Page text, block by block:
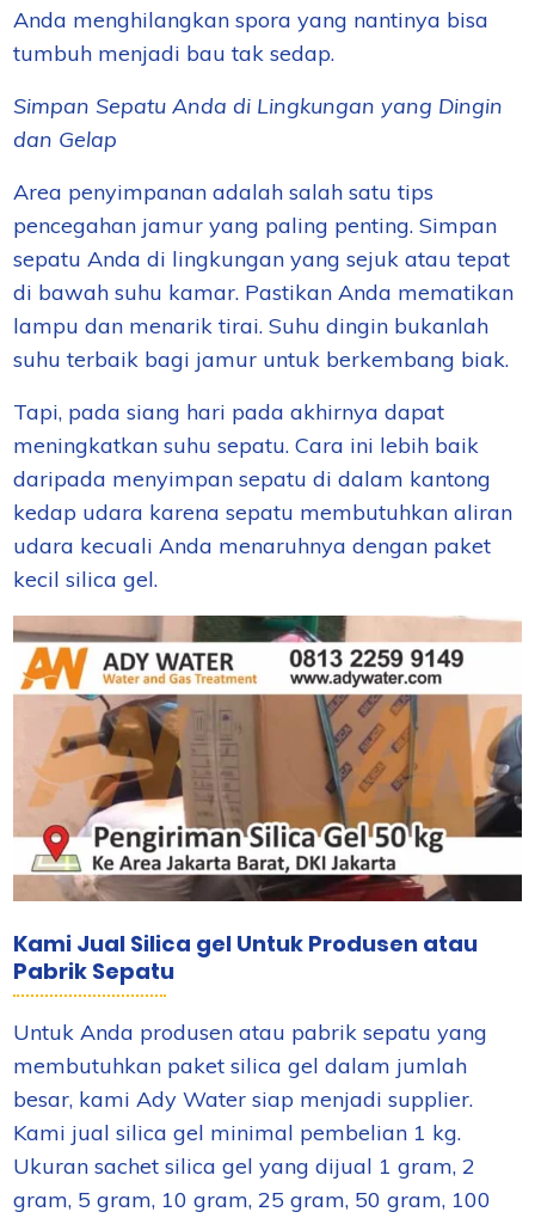
Anda menghilangkan spora yang nantinya bisa
tumbuh menjadi bau tak sedap.
Simpan Sepatu Anda di Lingkungan yang Dingin
dan Gelap
Area penyimpanan adalah salah satu tips
pencegahan jamur yang paling penting. Simpan
sepatu Anda di lingkungan yang sejuk atau tepat
di bawah suhu kamar. Pastikan Anda mematikan
lampu dan menarik tirai. Suhu dingin bukanlah
suhu terbaik bagi jamur untuk berkembang biak.
Tapi, pada siang hari pada akhirnya dapat
meningkatkan suhu sepatu. Cara ini lebih baik
daripada menyimpan sepatu di dalam kantong
kedap udara karena sepatu membutuhkan aliran
udara kecuali Anda menaruhnya dengan paket
kecil silica gel.
Kami Jual Silica gel Untuk Produsen atau
Pabrik Sepatu
Untuk Anda produsen atau pabrik sepatu yang
membutuhkan paket silica gel dalam jumlah
besar, kami Ady Water siap menjadi supplier.
Kami jual silica gel minimal pembelian 1 kg.
Ukuran sachet silica gel yang dijual 1 gram, 2
gram, 5 gram, 10 gram, 25 gram, 50 gram, 100